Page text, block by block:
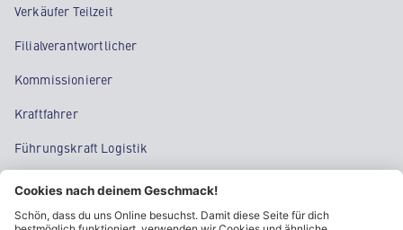
Verkäufer Teilzeit
Filialverantwortlicher
Kommissionierer
Kraftfahrer
Führungskraft Logistik
Regional Sales Manager
Supply Chain Management